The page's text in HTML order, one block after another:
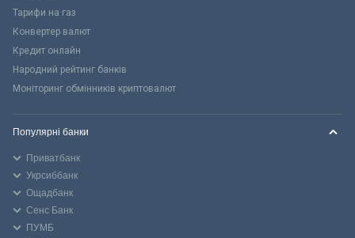
Тарифи на газ
Конвертер валют
Кредит онлайн
Народний рейтинг банків
Моніторинг обмінників криптовалют
Популярні банки
Приватбанк
Укрсиббанк
Ощадбанк
Сенс Банк
ПУМБ